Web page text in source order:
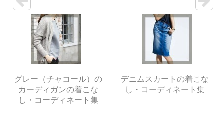
グレー（チャコール）の
カーディガンの着こな
し・コーディネート集
デニムスカートの着こな
し・コーディネート集